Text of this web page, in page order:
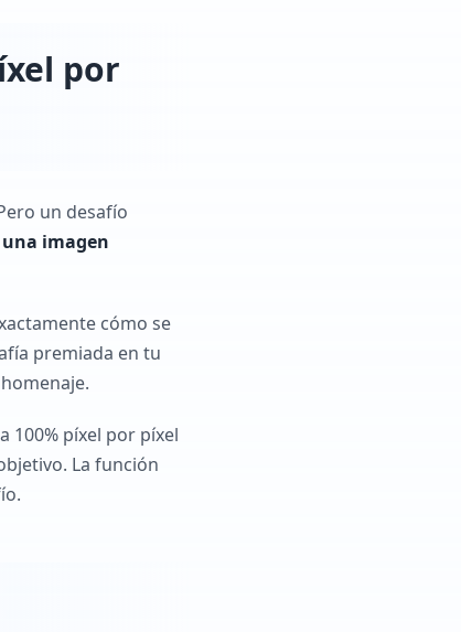
por
un desafío
imagen
cómo se
premiada en tu
100% píxel por píxel
La función